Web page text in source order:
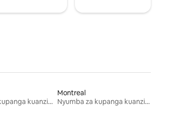
Nyumba za kupanga kuanzia mwezi mmoja
Montreal
Nyumba za kupanga kuanzia mwezi mmoja